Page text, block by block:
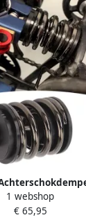
Stalen As
Bewerkt
1 webshop
€ 65,95